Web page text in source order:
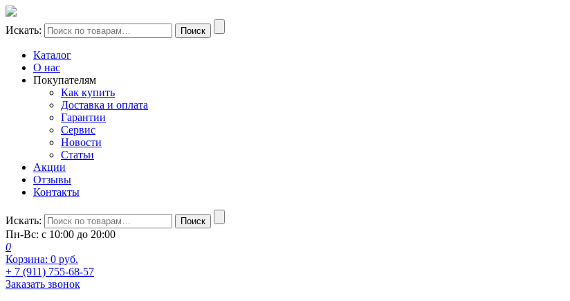
Искать: Поиск
Каталог
О нас
Покупателям
Как купить
Доставка и оплата
Гарантии
Сервис
Новости
Статьи
Акции
Отзывы
Контакты
Искать: Поиск
Пн-Вс: с 10:00 до 20:00
0
Корзина: 0 руб.
+ 7 (911) 755-68-57
Заказать звонок